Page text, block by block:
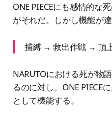
ONE PIECEにも感情的な
がそれだ。しかし機能が違
捕縛 → 救出作戦 → 頂
NARUTOにおける死が物
るのに対し、ONE PIECE
として機能する。